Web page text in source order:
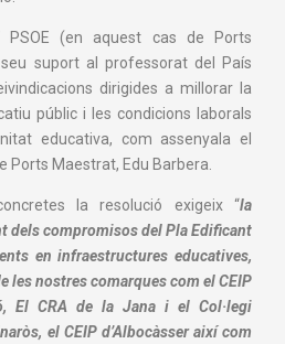
PSOE (en aquest cas de Ports
suport al professorat del País
dirigides a millorar la
públic i les condicions laborals
educativa, com assenyala el
Ports Maestrat, Edu Barbera.
la resolució exigeix “la
dels compromisos del Pla Edificant
en infraestructures educatives,
les nostres comarques com el CEIP
El CRA de la Jana i el Col·legi
el CEIP d’Albocàsser així com